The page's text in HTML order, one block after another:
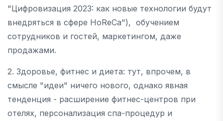
"Цифровизация 2023: как новые технологии будут
внедряться в сфере HoReCa"), обучением
сотрудников и гостей, маркетингом, даже
продажами.
2. Здоровье, фитнес и диета: тут, впрочем, в
смысле "идеи" ничего нового, однако явная
тенденция - расширение фитнес-центров при
отелях, персонализация спа-процедур и